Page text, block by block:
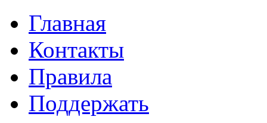
Главная
Контакты
Правила
Поддержать